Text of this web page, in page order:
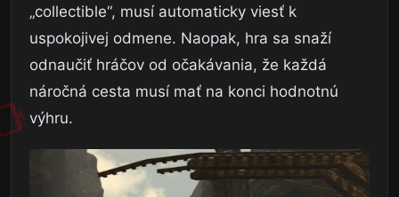
„collectible“, musí automaticky viesť k
uspokojivej odmene. Naopak, hra sa snaží
odnaučiť hráčov od očakávania, že každá
náročná cesta musí mať na konci hodnotnú
výhru.